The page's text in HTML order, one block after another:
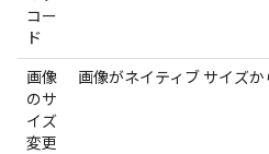
コー
ド
画像
のサ
イズ
変更
画像がネイティブ サイズか